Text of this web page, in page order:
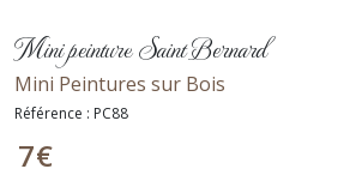
Mini peinture Saint Bernard
Mini Peintures sur Bois
Référence : PC88
7€